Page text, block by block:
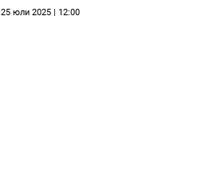
25 юли 2025 | 12:00